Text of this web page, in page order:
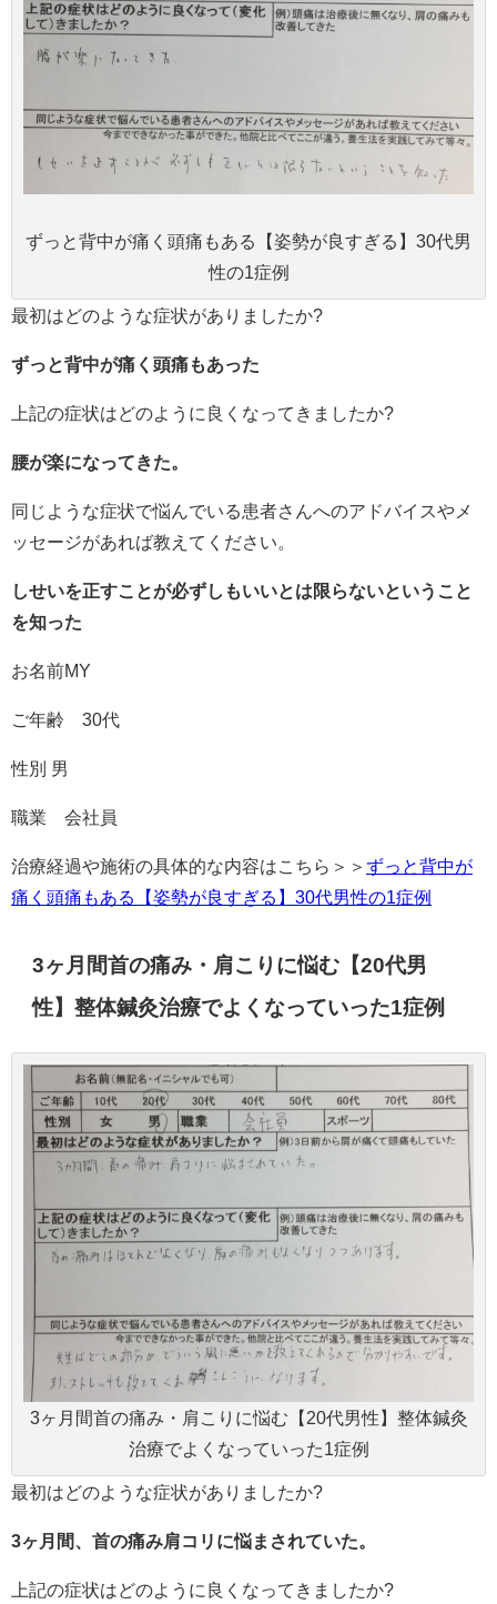
ずっと背中が痛く頭痛もある【姿勢が良すぎる】30代男
性の1症例
最初はどのような症状がありましたか?
ずっと背中が痛く頭痛もあった
上記の症状はどのように良くなってきましたか?
腰が楽になってきた。
同じような症状で悩んでいる患者さんへのアドバイスやメ
ッセージがあれば教えてください。
しせいを正すことが必ずしもいいとは限らないということ
を知った
お名前MY
ご年齢 30代
性別 男
職業 会社員
治療経過や施術の具体的な内容はこちら＞＞ ずっと背中が
痛く頭痛もある【姿勢が良すぎる】30代男性の1症例
3ヶ月間首の痛み・肩こりに悩む【20代男
性】整体鍼灸治療でよくなっていった1症例
3ヶ月間首の痛み・肩こりに悩む【20代男性】整体鍼灸
治療でよくなっていった1症例
最初はどのような症状がありましたか?
3ヶ月間、首の痛み肩コリに悩まされていた。
上記の症状はどのように良くなってきましたか?